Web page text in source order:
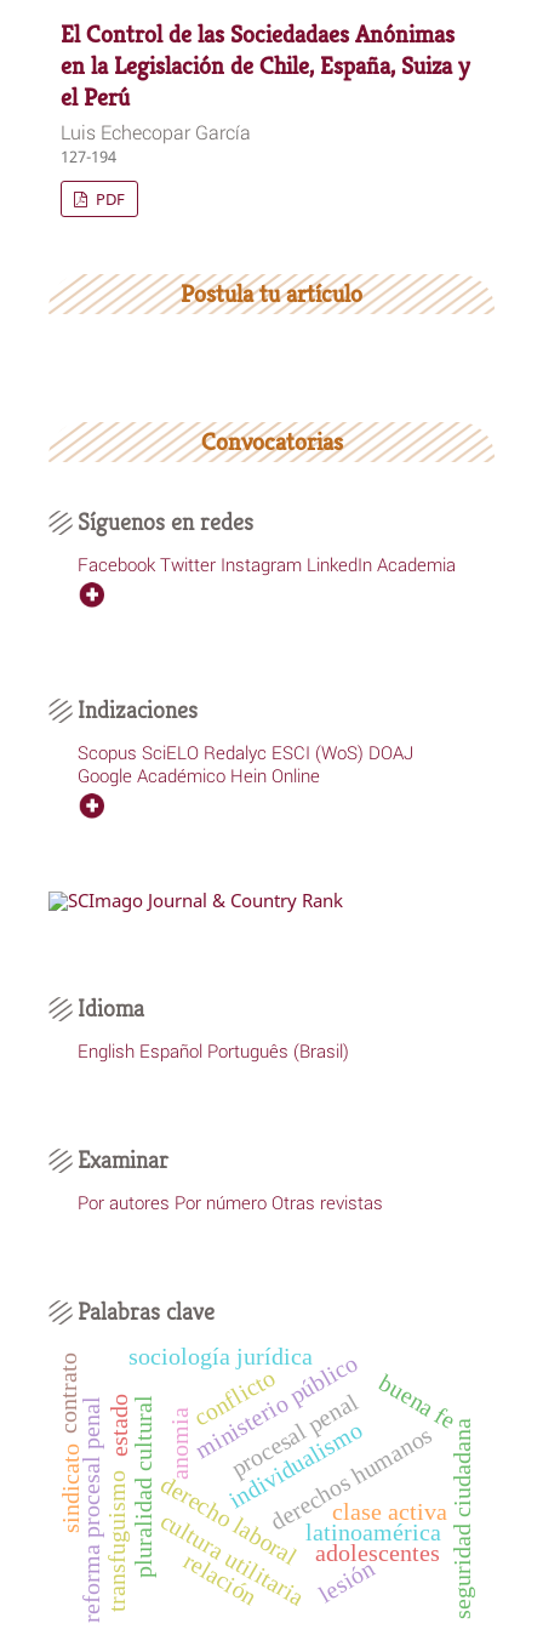
El Control de las Sociedadaes Anónimas
en la Legislación de Chile, España, Suiza y
el Perú
Luis Echecopar García
127-194
PDF
Postula tu artículo
Convocatorias
Síguenos en redes
Facebook Twitter Instagram LinkedIn Academia
Indizaciones
Scopus SciELO Redalyc ESCI (WoS) DOAJ
Google Académico Hein Online
Idioma
English Español Português (Brasil)
Examinar
Por autores Por número Otras revistas
Palabras clave
derecho laboralderechos humanos
individualismo
pluralidad cultural
transfuguismo
anomia
cultura utilitaria seguridad ciudadana
reforma procesal penal latinoamérica
procesal penal
ministerio público
sociología jurídica
conflicto
estado
adolescentes
clase activa
lesión
contrato buena fe
sindicato
relación